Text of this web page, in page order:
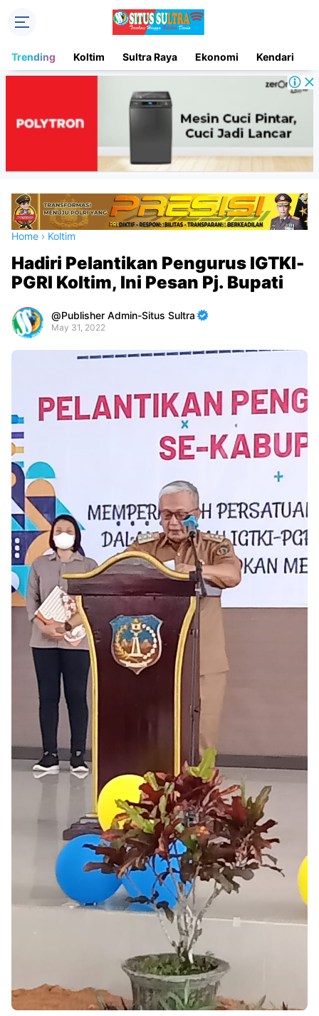
Trending Koltim Sultra Raya Ekonomi Kendari
Home › Koltim
Hadiri Pelantikan Pengurus IGTKI-
PGRI Koltim, Ini Pesan Pj. Bupati
Publisher Admin-Situs Sultra
May 31, 2022
Premium
Design
With
Shroff
Templates